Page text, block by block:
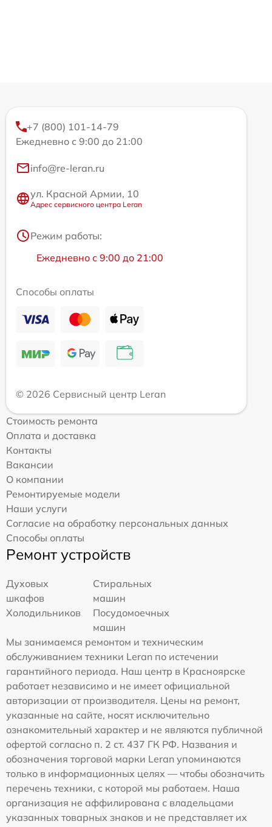
+7 (800) 101-14-79
Ежедневно с 9:00 до 21:00
info@re-leran.ru
ул. Красной Армии, 10
Адрес сервисного центра Leran
Режим работы:
Ежедневно с 9:00 до 21:00
Способы оплаты
© 2026 Сервисный центр Leran
Стоимость ремонта
Оплата и доставка
Контакты
Вакансии
О компании
Ремонтируемые модели
Наши услуги
Согласие на обработку персональных данных
Способы оплаты
Ремонт устройств
Духовых
шкафов
Стиральных
машин
Холодильников
Посудомоечных
машин
Мы занимаемся ремонтом и техническим
обслуживанием техники Leran по истечении
гарантийного периода. Наш центр в Красноярске
работает независимо и не имеет официальной
авторизации от производителя. Цены на ремонт,
указанные на сайте, носят исключительно
ознакомительный характер и не являются публичной
офертой согласно п. 2 ст. 437 ГК РФ. Названия и
обозначения торговой марки Leran упоминаются
только в информационных целях — чтобы обозначить
перечень техники, с которой мы работаем. Наша
организация не аффилирована с владельцами
указанных товарных знаков и не представляет их